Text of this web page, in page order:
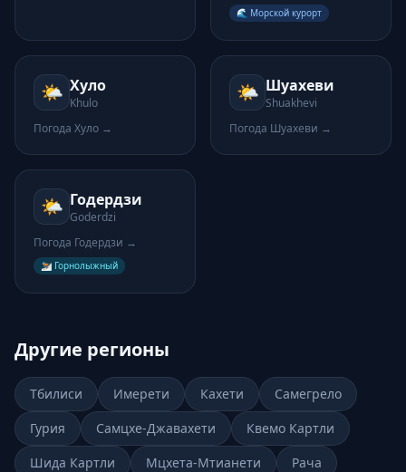
🌊 Морской курорт
🌤️ Хуло
Khulo
Погода Хуло →
🌤️ Шуахеви
Shuakhevi
Погода Шуахеви →
🌤️ Годердзи
Goderdzi
Погода Годердзи →
⛷️ Горнолыжный
Другие регионы
Тбилиси Имерети Кахети
Самегрело
Гурия
Самцхе-Джавахети
Квемо Картли
Шида Картли
Мцхета-Мтианети
Рача